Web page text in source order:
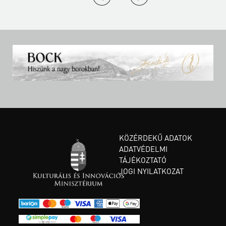
KÖZÉRDEKŰ ADATOK
ADATVÉDELMI
TÁJÉKOZTATÓ
JOGI NYILATKOZAT